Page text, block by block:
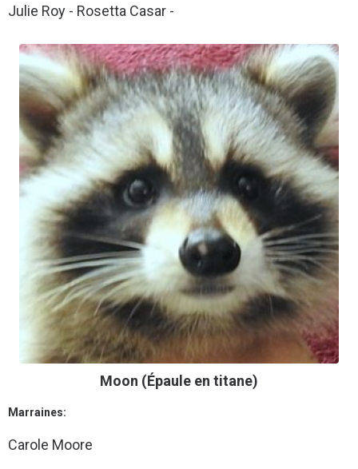
Julie Roy - Rosetta Casar -
Moon (Épaule en titane)
Marraines:
Carole Moore